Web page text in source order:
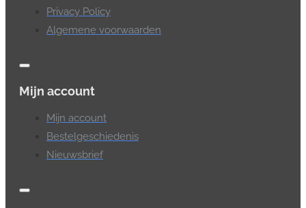
Privacy Policy
Algemene voorwaarden
Mijn account
Mijn account
Bestelgeschiedenis
Nieuwsbrief